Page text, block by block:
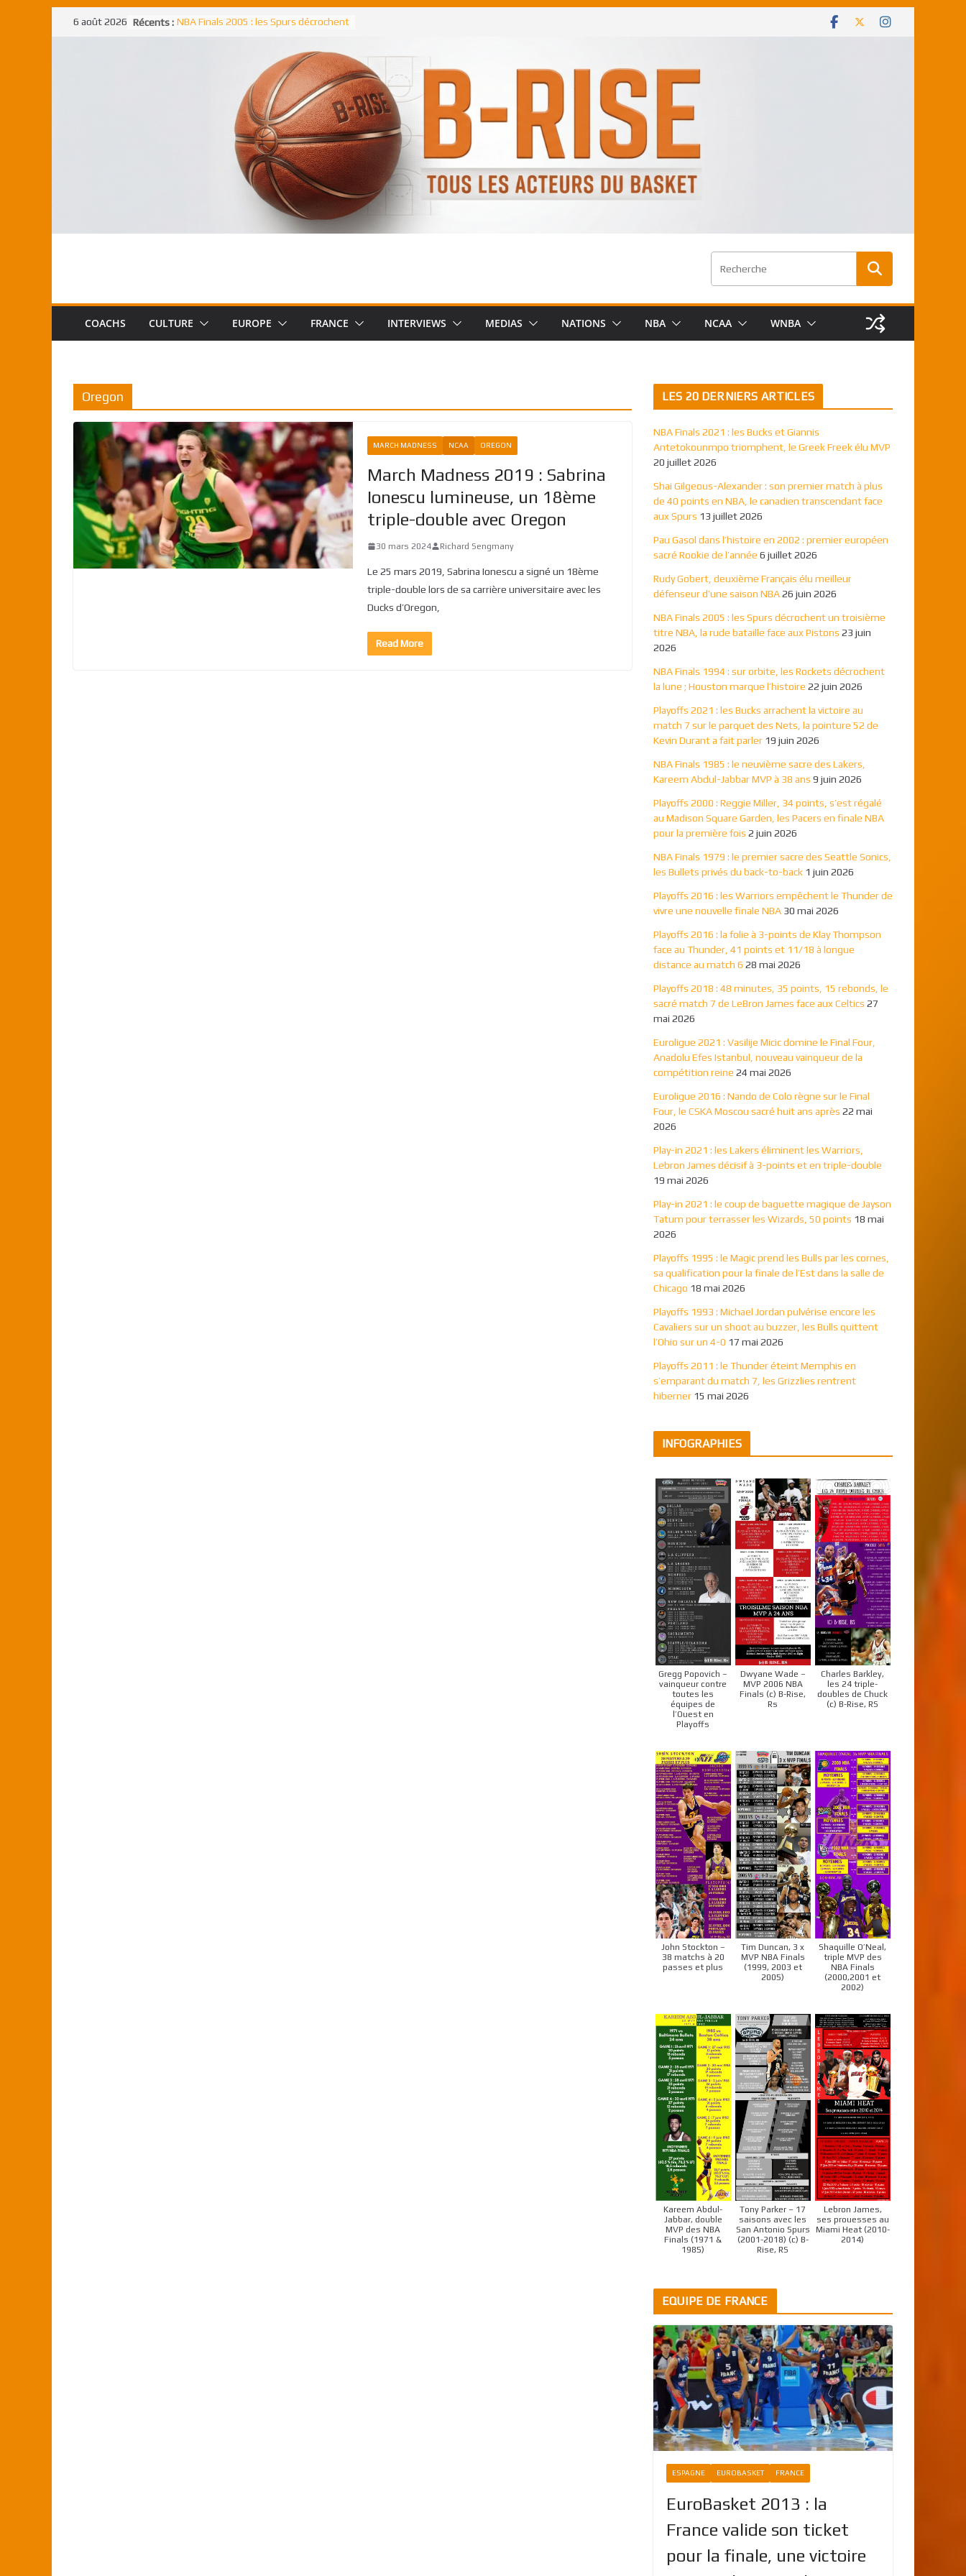
Passer6 août 2026 Récents : NBA Finals 2005 : les Spurs décrochent
NBA Finals 2021 : les Bucks et Giannis
Antetokounmpo triomphent, le Greek
Shai Gilgeous-Alexander : son premier
match à plus de 40 points en NBA, le
canadien transcendant face aux Spurs
Pau Gasol dans l’histoire en 2002 :
premier européen sacré Rookie de
Rudy Gobert, deuxième Français élu
meilleur défenseur d’une saison NBA
COACHS CULTURE EUROPE FRANCE INTERVIEWS MEDIAS NATIONS NBA NCAA WNBA
Oregon
MARCH MADNESS NCAA OREGON
March Madness 2019 : Sabrina
Ionescu lumineuse, un 18ème
triple-double avec Oregon
30 mars 2024 Richard Sengmany
Le 25 mars 2019, Sabrina Ionescu a signé un 18ème
triple-double lors de sa carrière universitaire avec les
Ducks d’Oregon,
Read More
LES 20 DERNIERS ARTICLES
NBA Finals 2021 : les Bucks et Giannis
Antetokounmpo triomphent, le Greek Freek élu MVP
20 juillet 2026
Shai Gilgeous-Alexander : son premier match à plus
de 40 points en NBA, le canadien transcendant face
aux Spurs 13 juillet 2026
Pau Gasol dans l’histoire en 2002 : premier européen
sacré Rookie de l’année 6 juillet 2026
Rudy Gobert, deuxième Français élu meilleur
défenseur d’une saison NBA26 juin 2026
NBA Finals 2005 : les Spurs décrochent un troisième
titre NBA, la rude bataille face aux Pistons 23 juin
2026
NBA Finals 1994 : sur orbite, les Rockets décrochent
la lune ; Houston marque l’histoire 22 juin 2026
Playoffs 2021 : les Bucks arrachent la victoire au
match 7 sur le parquet des Nets, la pointure 52 de
Kevin Durant a fait parler 19 juin 2026
NBA Finals 1985 : le neuvième sacre des Lakers,
Kareem Abdul-Jabbar MVP à 38 ans 9 juin 2026
Playoffs 2000 : Reggie Miller, 34 points, s’est régalé
au Madison Square Garden, les Pacers en finale NBA
pour la première fois 2 juin 2026
NBA Finals 1979 : le premier sacre des Seattle Sonics,
les Bullets privés du back-to-back 1 juin 2026
Playoffs 2016 : les Warriors empêchent le Thunder de
vivre une nouvelle finale NBA 30 mai 2026
Playoffs 2016 : la folie à 3-points de Klay Thompson
face au Thunder, 41 points et 11/18 à longue
distance au match 6 28 mai 2026
Playoffs 2018 : 48 minutes, 35 points, 15 rebonds, le
sacré match 7 de LeBron James face aux Celtics 27
mai 2026
Euroligue 2021 : Vasilije Micic domine le Final Four,
Anadolu Efes Istanbul, nouveau vainqueur de la
compétition reine 24 mai 2026
Euroligue 2016 : Nando de Colo règne sur le Final
Four, le CSKA Moscou sacré huit ans après 22 mai
2026
Play-in 2021 : les Lakers éliminent les Warriors,
Lebron James décisif à 3-points et en triple-double
19 mai 2026
Play-in 2021 : le coup de baguette magique de Jayson
Tatum pour terrasser les Wizards, 50 points 18 mai
2026
Playoffs 1995 : le Magic prend les Bulls par les cornes,
sa qualification pour la finale de l’Est dans la salle de
Chicago 18 mai 2026
Playoffs 1993 : Michael Jordan pulvérise encore les
Cavaliers sur un shoot au buzzer, les Bulls quittent
l’Ohio sur un 4-0 17 mai 2026
Playoffs 2011 : le Thunder éteint Memphis en
s’emparant du match 7, les Grizzlies rentrent
hiberner 15 mai 2026
INFOGRAPHIES
Gregg Popovich –
vainqueur contre
toutes les
équipes de
l’Ouest en
Playoffs
Dwyane Wade –
MVP 2006 NBA
Finals (c) B-Rise,
Rs
Charles Barkley,
les 24 triple-
doubles de Chuck
(c) B-Rise, RS
John Stockton –
38 matchs à 20
passes et plus
Tim Duncan, 3 x
MVP NBA Finals
(1999, 2003 et
2005)
Shaquille O’Neal,
triple MVP des
NBA Finals
(2000,2001 et
2002)
Kareem Abdul-
Jabbar, double
MVP des NBA
Finals (1971 &
1985)
Tony Parker – 17
saisons avec les
San Antonio Spurs
(2001-2018) (c) B-
Rise, RS
Lebron James,
ses prouesses au
Miami Heat (2010-
2014)
EQUIPE DE FRANCE
ESPAGNE EUROBASKET FRANCE
EuroBasket 2013 : la
France valide son ticket
pour la finale, une victoire